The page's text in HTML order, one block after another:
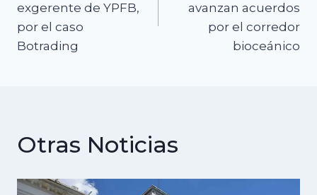
entradas
exgerente de YPFB,
por el caso
Botrading
avanzan acuerdos
por el corredor
bioceánico
Otras Noticias